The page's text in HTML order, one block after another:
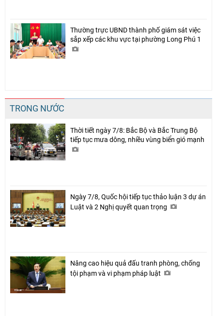
Thường trực UBND thành phố giám sát việc
sắp xếp các khu vực tại phường Long Phú 1
TRONG NƯỚC
Thời tiết ngày 7/8: Bắc Bộ và Bắc Trung Bộ
tiếp tục mưa dông, nhiều vùng biển gió mạnh
Ngày 7/8, Quốc hội tiếp tục thảo luận 3 dự án
Luật và 2 Nghị quyết quan trọng
Nâng cao hiệu quả đấu tranh phòng, chống
tội phạm và vi phạm pháp luật